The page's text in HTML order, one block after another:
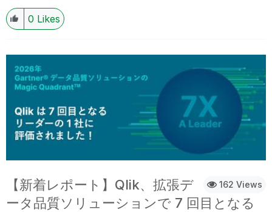
て将来のビジネスを見据えた柔軟性を維持する必要があり
ます。2026年 2月、Qlik は、新たなエージェンティック体
タ分析・データ統合ソリューションが、 どのように AI の
パワーをビジネス成果につなげることができるのか？本
Web セミナーでは、クリックテック・ジャパンの技術担当
者が、常に革新し続けている Qlik 製品のロードマップをご
紹介します。ぜひ、ご参加ください。 これまでの意思決定
を変革する新たなエージェンティック体験 コストを価値を
生む領域へ再配分する鍵となるオープンレイクハウス デー
聴無料。パソコン・タブレット・スマートフォンで、どこ
からでもごご視聴いただけます。 今すぐ視聴する
0 Likes
162 Views
【新着レポート】Qlik、拡張デ
ータ品質ソリューションで 7 回目となる